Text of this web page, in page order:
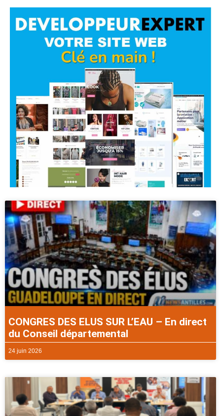
CONGRES DES ELUS SUR L’EAU – En direct
du Conseil départemental
24 juin 2026